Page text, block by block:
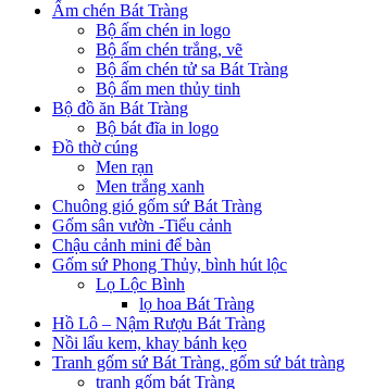
Ấm chén Bát Tràng
Bộ ấm chén in logo
Bộ ấm chén trắng, vẽ
Bộ ấm chén tử sa Bát Tràng
Bộ ấm men thủy tinh
Bộ đồ ăn Bát Tràng
Bộ bát đĩa in logo
Đồ thờ cúng
Men rạn
Men trắng xanh
Chuông gió gốm sứ Bát Tràng
Gốm sân vườn -Tiểu cảnh
Chậu cảnh mini để bàn
Gốm sứ Phong Thủy, bình hút lộc
Lọ Lộc Bình
lọ hoa Bát Tràng
Hồ Lô – Nậm Rượu Bát Tràng
Nồi lẩu kem, khay bánh kẹo
Tranh gốm sứ Bát Tràng, gốm sứ bát tràng
tranh gốm bát Tràng